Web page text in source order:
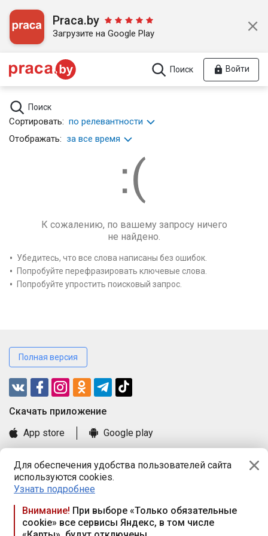
Для обеспечения удобства пользователей сайта
используются cookies.
Узнать подробнее
Внимание! При выборе «Только обязательные
cookie» все сервисы Яндекс, в том числе
Praca.by
Загрузите на Google Play
Поиск Войти
Поиск
Сортировать: по релевантности
Отображать: за все время
К сожалению, по вашему запросу ничего
не найдено.
Убедитесь, что все слова написаны без ошибок.
Попробуйте перефразировать ключевые слова.
Попробуйте упростить поисковый запрос.
Полная версия
Cкачать приложение
App store
Google play
Книга замечаний и предложений
Правила и документы
Praca.by © 2000—2026, ООО «ПРАЦА БАЙ»
Республика Беларусь, 220114, г. Минск, пр-т Независимости
117а, пом. № 9.